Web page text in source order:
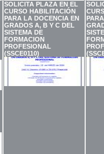
SOLICITA PLAZA EN EL
CURSO HABILITACIÓN
PARA LA DOCENCIA EN
GRADOS A, B Y C DEL
SISTEMA DE
FORMACION
PROFESIONAL
(SSCE0110)